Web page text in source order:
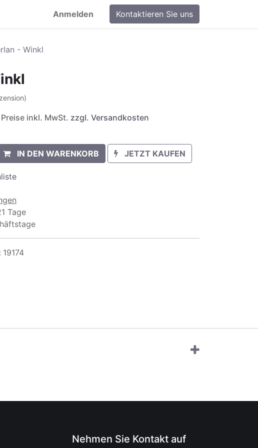
Anmelden Kontaktieren Sie uns
- Winkl
inkl. MwSt. zzgl. Versandkosten
IN DEN WARENKORB JETZT KAUFEN
Tage
19174
Nehmen Sie Kontakt auf